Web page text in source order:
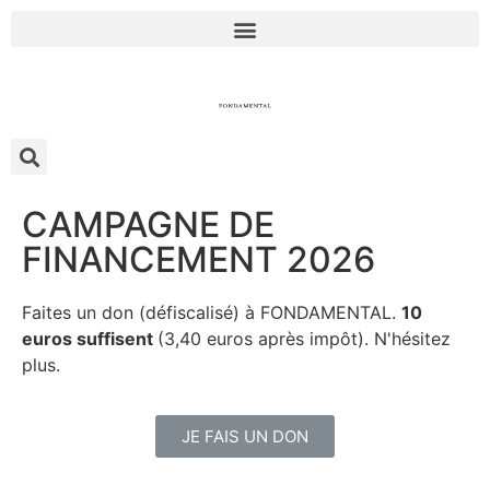
CAMPAGNE DE
FINANCEMENT 2026
Faites un don (défiscalisé) à FONDAMENTAL. 10
euros suffisent (3,40 euros après impôt). N'hésitez
plus.
JE FAIS UN DON